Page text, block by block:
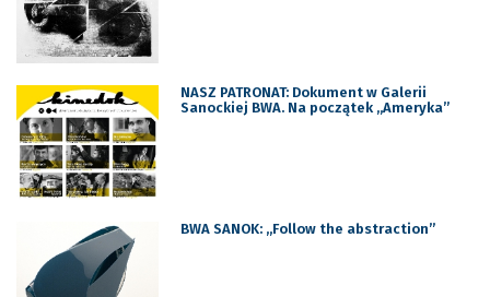
NASZ PATRONAT: Dokument w Galerii
Sanockiej BWA. Na początek „Ameryka”
BWA SANOK: „Follow the abstraction”